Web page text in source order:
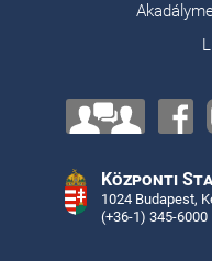
Központi
1024 Budapest,
(+36-1) 345-6000